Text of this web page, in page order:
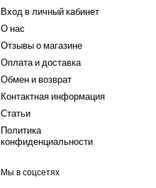
Вход в личный кабинет
О нас
Отзывы о магазине
Оплата и доставка
Обмен и возврат
Контактная информация
Статьи
Политика
конфиденциальности
Мы в соцсетях